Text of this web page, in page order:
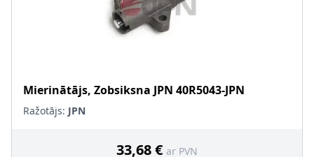
Mierinātājs, Zobsiksna JPN 40R5043-JPN
Ražotājs: JPN
33,68 € ar PVN